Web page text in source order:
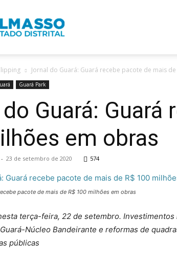
Jornal do Guará: Guará recebe pacote de mais de
Guará Park
Guará: Guará
em obras
- 23 de setembro de 2020 574
pacote de mais de R$ 100 milhões em obras
terça-feira, 22 de setembro. Investimentos
Núcleo Bandeirante e reformas de
públicas